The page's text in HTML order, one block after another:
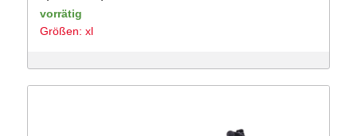
Preis
war:
vorrätig
Größen: xl